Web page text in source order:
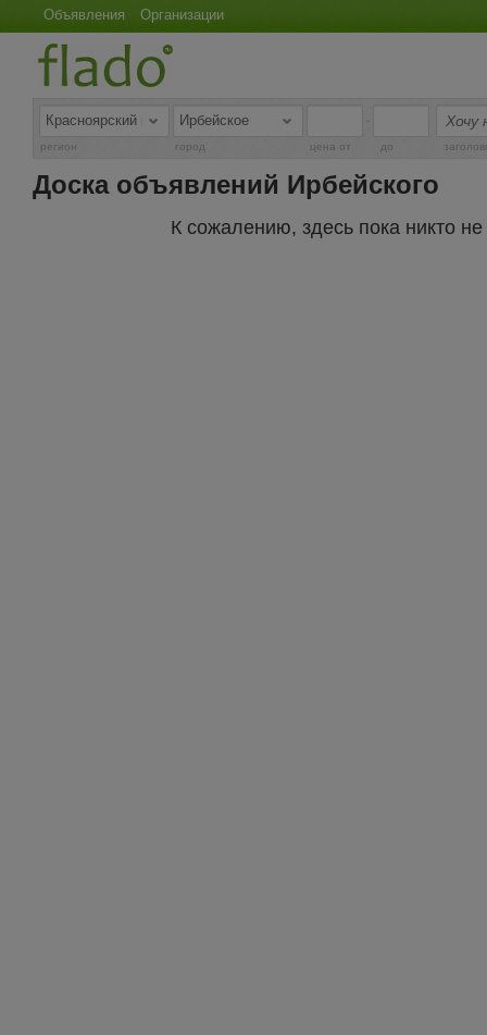
Объявления Организации
-
регион город цена от до
Доска объявлений Ирбейского
К сожалению, здесь пока никто